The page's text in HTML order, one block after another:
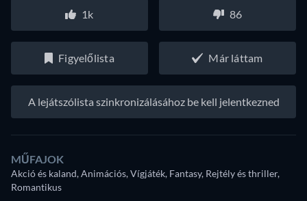
1k 86
Figyelőlista Már láttam
A lejátszólista szinkronizálásához be kell jelentkezned
MŰFAJOK
Akció és kaland, Animációs, Vígjáték, Fantasy, Rejtély és thriller,
Romantikus